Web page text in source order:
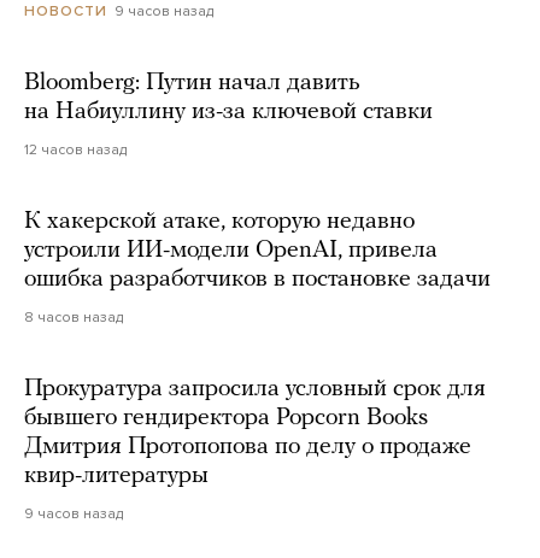
НОВОСТИ 9 часов назад
Bloomberg: Путин начал давить
на Набиуллину из-за ключевой ставки
12 часов назад
К хакерской атаке, которую недавно
устроили ИИ-модели OpenAI, привела
ошибка разработчиков в постановке задачи
8 часов назад
Прокуратура запросила условный срок для
бывшего гендиректора Popcorn Books
Дмитрия Протопопова по делу о продаже
квир-литературы
9 часов назад